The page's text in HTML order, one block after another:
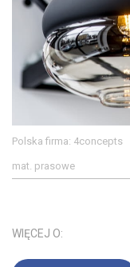
Polska firma: 4concepts
mat. prasowe
WIĘCEJ O: